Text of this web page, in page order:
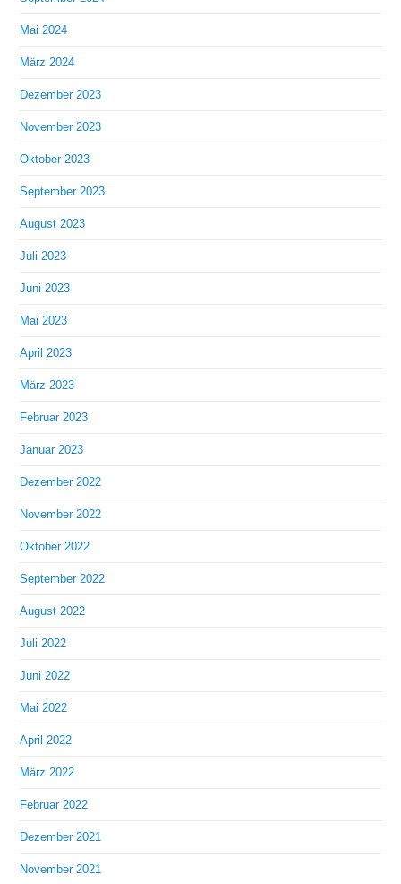
Mai 2024
März 2024
Dezember 2023
November 2023
Oktober 2023
September 2023
August 2023
Juli 2023
Juni 2023
Mai 2023
April 2023
März 2023
Februar 2023
Januar 2023
Dezember 2022
November 2022
Oktober 2022
September 2022
August 2022
Juli 2022
Juni 2022
Mai 2022
April 2022
März 2022
Februar 2022
Dezember 2021
November 2021